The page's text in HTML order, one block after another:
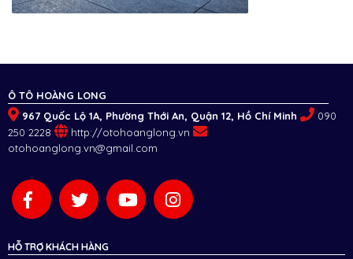
Ô TÔ HOÀNG LONG
967 Quốc Lộ 1A, Phường Thới An, Quận 12, Hồ Chí Minh
090
250 2228
http://otohoanglong.vn
otohoanglong.vn@gmail.com
HỖ TRỢ KHÁCH HÀNG